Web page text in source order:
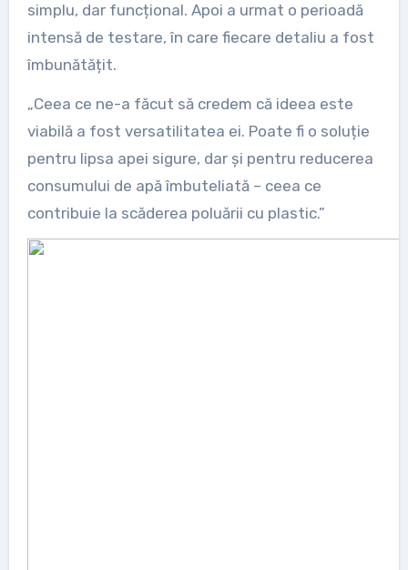
simplu, dar funcțional. Apoi a urmat o perioadă
intensă de testare, în care fiecare detaliu a fost
îmbunătățit.
„Ceea ce ne-a făcut să credem că ideea este
viabilă a fost versatilitatea ei. Poate fi o soluție
pentru lipsa apei sigure, dar și pentru reducerea
consumului de apă îmbuteliată – ceea ce
contribuie la scăderea poluării cu plastic.”